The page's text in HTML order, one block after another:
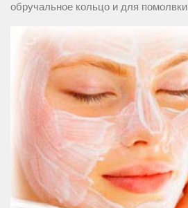
обручальное кольцо и для помолвки